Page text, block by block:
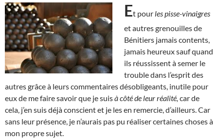
Et pour les pisse-vinaigres
et autres grenouilles de
Bénitiers jamais contents,
jamais heureux sauf quand
ils réussissent à semer le
trouble dans l’esprit des
autres grâce à leurs commentaires désobligeants, inutile pour
eux de me faire savoir que je suisà côté de leur réalité, car de
cela, j’en suis déjà conscient et je les en remercie, d’ailleurs. Car
sans leur présence, je n’aurais pas pu réaliser certaines choses à
mon propre sujet.